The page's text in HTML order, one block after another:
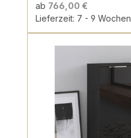
ab 766,00 €
Lieferzeit: 7 - 9 Wochen